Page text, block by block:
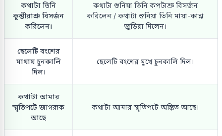
কথাটা তিনি
কুম্ভীরাশ্রু বিসর্জন
করিলেন।
কথাটা শুনিয়া তিনি কপটাশ্রু বিসর্জন
করিলেন / কথাটা শুনিয়া তিনি মায়া-কান্না
জুড়িয়া দিলেন।
ছেলেটি বংশের
মাথায় চুনকালি
দিল।
ছেলেটি বংশের মুখে চুনকালি দিল।
কথাটা আমার
স্মৃতিপটে জাগরূক
আছে
কথাটা আমার স্মৃতিপটে অঙ্কিত আছে।